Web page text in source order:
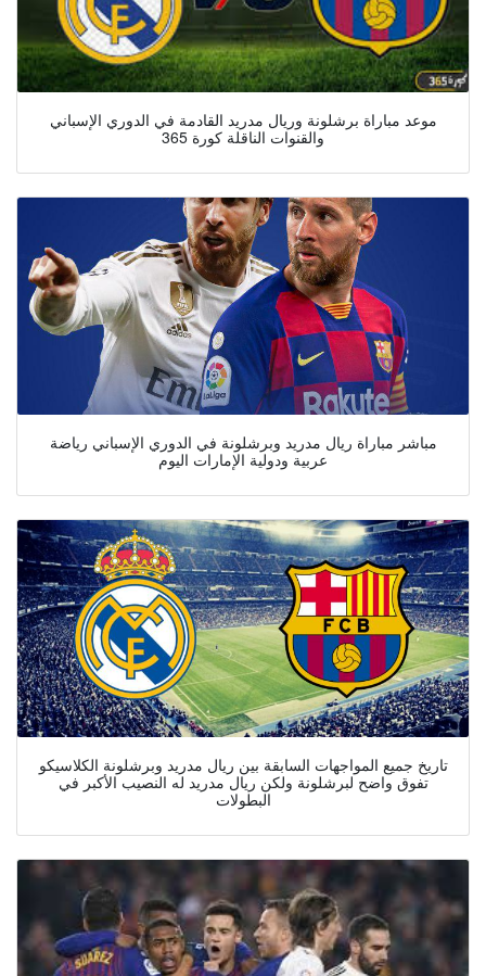
موعد مباراة برشلونة وريال مدريد القادمة في الدوري الإسباني
والقنوات الناقلة كورة 365
مباشر مباراة ريال مدريد وبرشلونة في الدوري الإسباني رياضة
عربية ودولية الإمارات اليوم
تاريخ جميع المواجهات السابقة بين ريال مدريد وبرشلونة الكلاسيكو
تفوق واضح لبرشلونة ولكن ريال مدريد له النصيب الأكبر في
البطولات